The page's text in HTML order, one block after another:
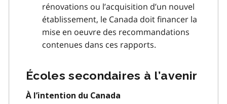
rénovations ou l’acquisition d’un nouvel
établissement, le Canada doit financer la
mise en oeuvre des recommandations
contenues dans ces rapports.
Écoles secondaires à l’avenir
À l’intention du Canada